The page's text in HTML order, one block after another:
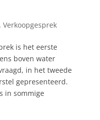
Verkoopgesprek
is het eerste
boven water
in het tweede
gepresenteerd.
in sommige